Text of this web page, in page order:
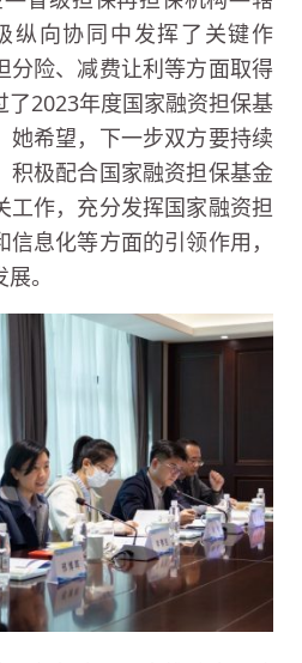
纵向协同中发挥了关键作
分险、减费让利等方面取得
了2023年度国家融资担保基
她希望，下一步双方要持续
积极配合国家融资担保基金
工作，充分发挥国家融资担
息化等方面的引领作用，
。